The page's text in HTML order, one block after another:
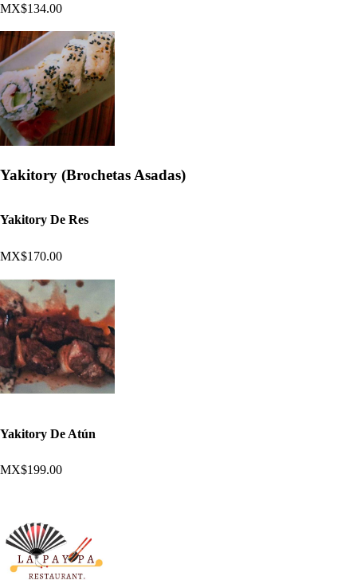
MX$134.00
Yakitory (Brochetas Asadas)
Yakitory De Res
MX$170.00
Yakitory De Atún
MX$199.00